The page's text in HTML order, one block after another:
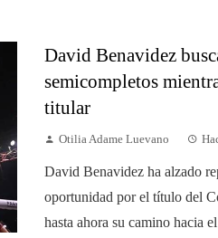
David Benavidez
semicompletos
titular
Otilia Adame Luevano
David Benavidez ha alzado
oportunidad por el título del
hasta ahora su camino hacia